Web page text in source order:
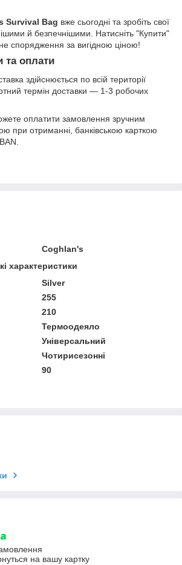
Survival Bag вже сьогодні та зробіть свої
й безпечнішими. Натисніть "Купити"
спорядження за вигідною ціною!
та оплати
здійснюється по всій території
термін доставки — 1-3 робочих
оплатити замовлення зручним
при отриманні, банківською карткою
Coghlan's
характеристики
Silver
255
210
Термоодеяло
Універсальний
Чотирисезонні
90
на вашу картку